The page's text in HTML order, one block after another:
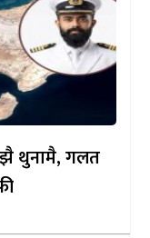
थुनामै, गलत